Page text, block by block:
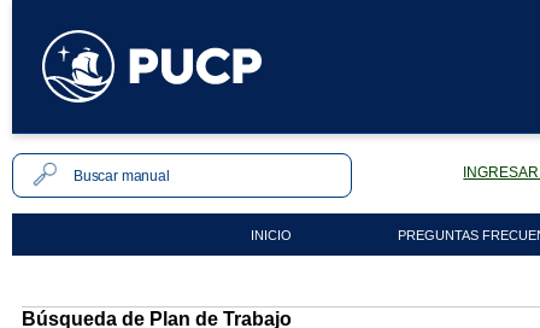
INICIO PREGUNTAS
Búsqueda de Plan de Trabajo